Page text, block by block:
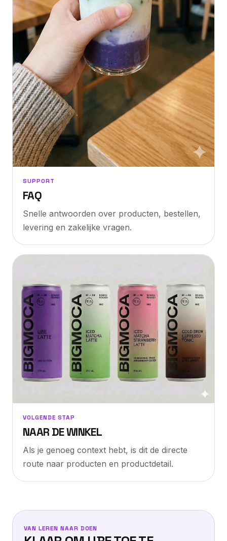
SUPPORT
FAQ
Snelle antwoorden over producten, bestellen,
levering en zakelijke vragen.
VOLGENDE STAP
NAAR DE WINKEL
Als je genoeg context hebt, is dit de directe
route naar producten en productdetail.
VAN LEREN NAAR DOEN